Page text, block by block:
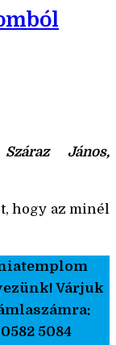
János,
hogy az minél
Várjuk
5084